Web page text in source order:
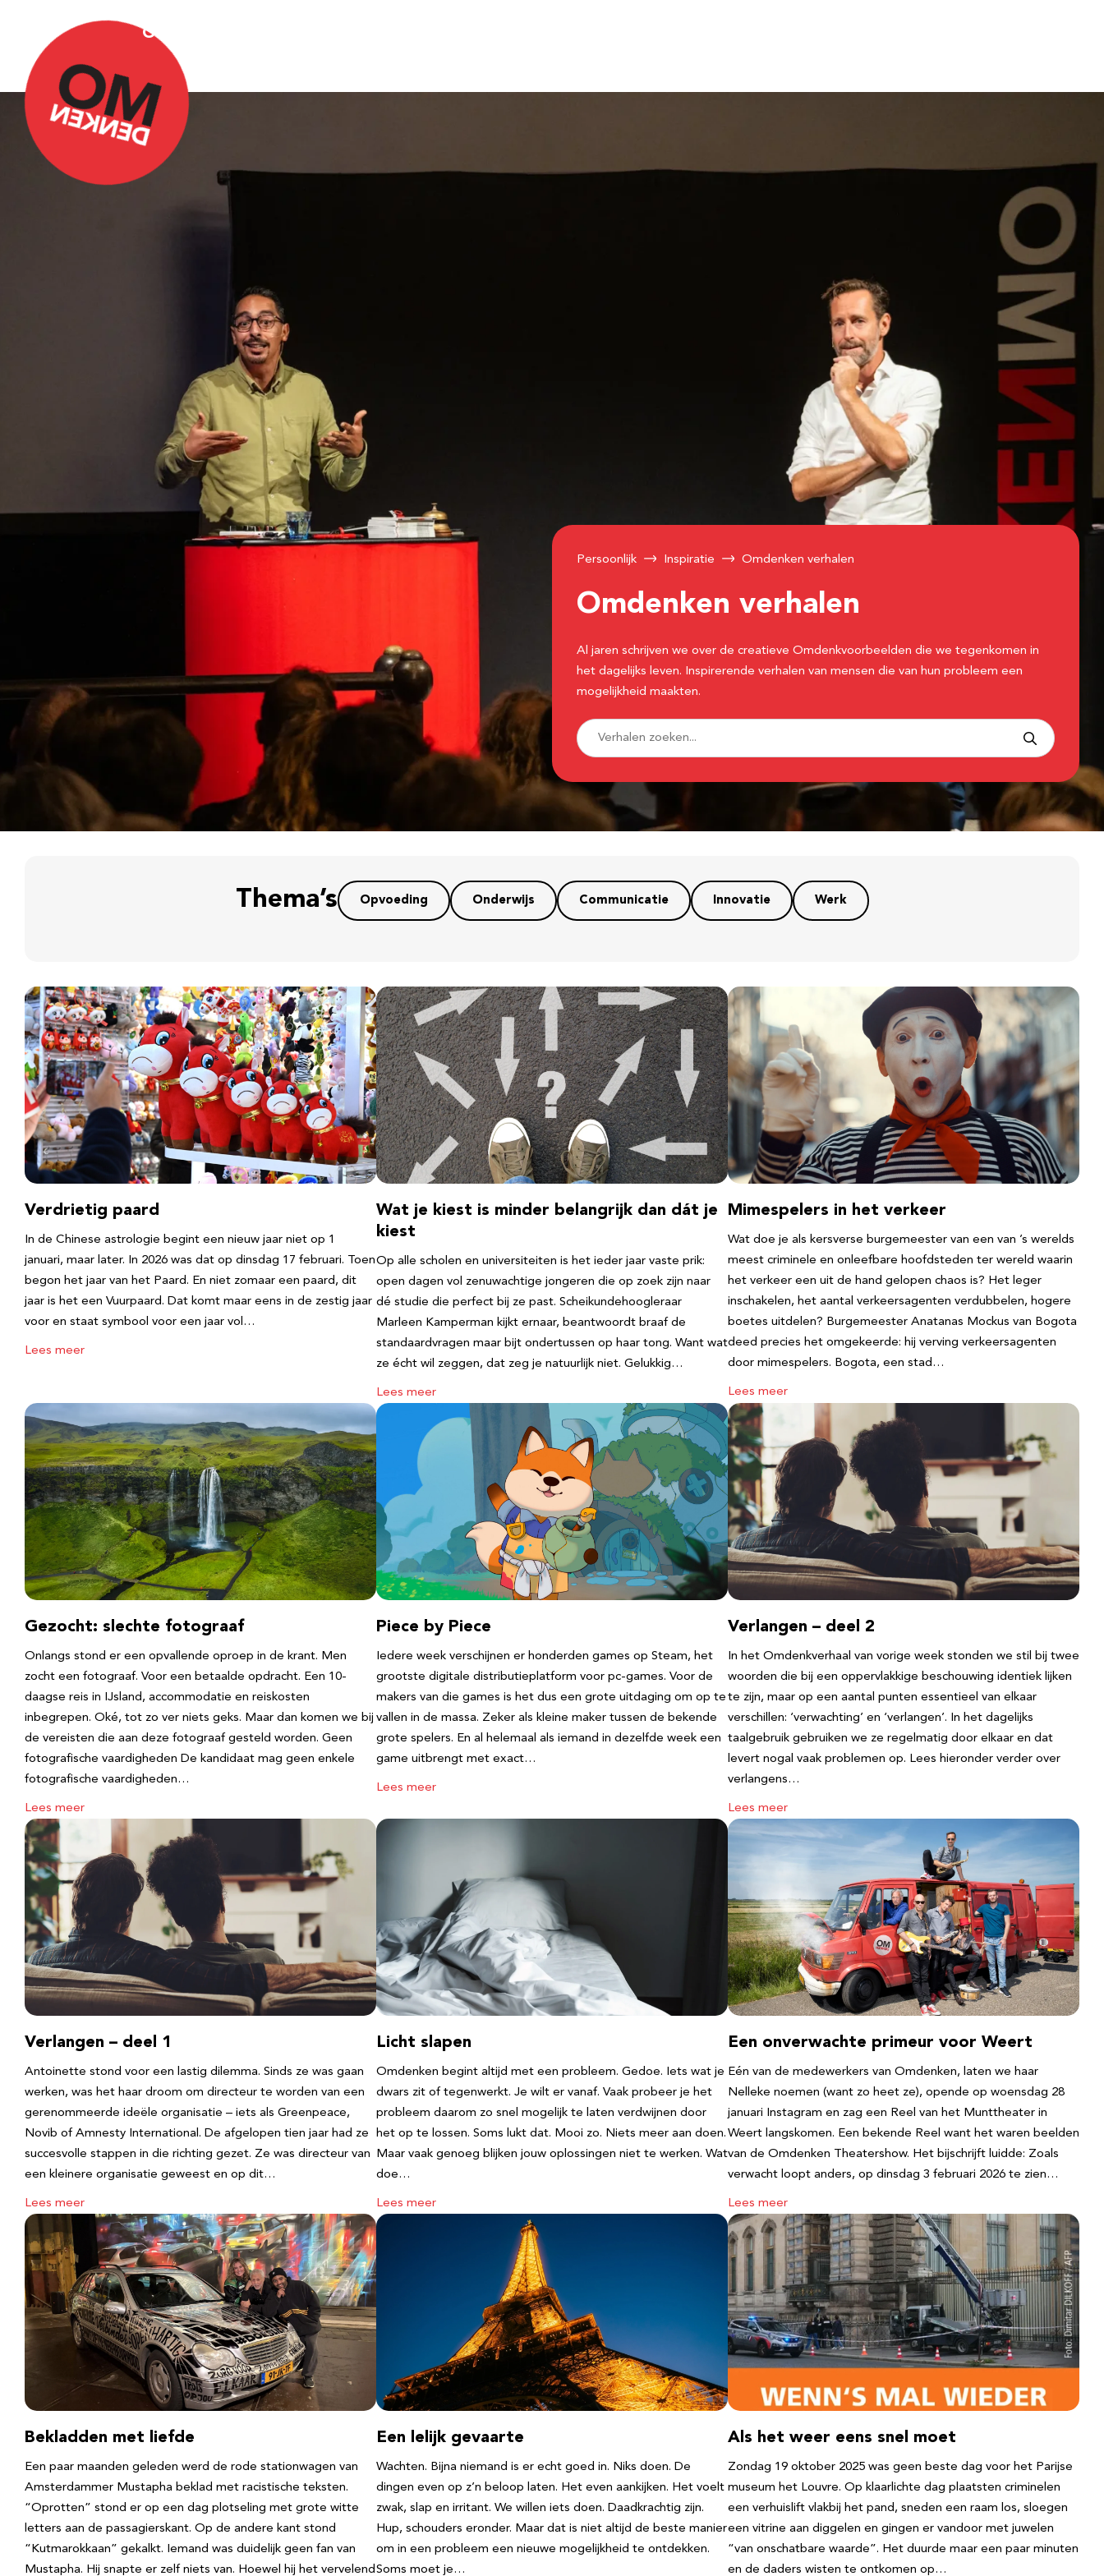
Over Omdenken
Persoonlijk Inspiratie Omdenken verhalen
Omdenken verhalen
Al jaren schrijven we over de creatieve Omdenkvoorbeelden die we tegenkomen in
het dagelijks leven. Inspirerende verhalen van mensen die van hun probleem een
mogelijkheid maakten.
Thema’s Opvoeding Onderwijs Communicatie Innovatie Werk
Verdrietig paard
In de Chinese astrologie begint een nieuw jaar niet op 1
januari, maar later. In 2026 was dat op dinsdag 17 februari. Toen
begon het jaar van het Paard. En niet zomaar een paard, dit
jaar is het een Vuurpaard. Dat komt maar eens in de zestig jaar
voor en staat symbool voor een jaar vol…
Lees meer
Wat je kiest is minder belangrijk dan dát je
kiest
Op alle scholen en universiteiten is het ieder jaar vaste prik:
open dagen vol zenuwachtige jongeren die op zoek zijn naar
dé studie die perfect bij ze past. Scheikundehoogleraar
Marleen Kamperman kijkt ernaar, beantwoordt braaf de
standaardvragen maar bijt ondertussen op haar tong. Want wat
ze écht wil zeggen, dat zeg je natuurlijk niet. Gelukkig…
Lees meer
Mimespelers in het verkeer
Wat doe je als kersverse burgemeester van een van ’s werelds
meest criminele en onleefbare hoofdsteden ter wereld waarin
het verkeer een uit de hand gelopen chaos is? Het leger
inschakelen, het aantal verkeersagenten verdubbelen, hogere
boetes uitdelen? Burgemeester Anatanas Mockus van Bogota
deed precies het omgekeerde: hij verving verkeersagenten
door mimespelers. Bogota, een stad…
Lees meer
Gezocht: slechte fotograaf
Onlangs stond er een opvallende oproep in de krant. Men
zocht een fotograaf. Voor een betaalde opdracht. Een 10-
daagse reis in IJsland, accommodatie en reiskosten
inbegrepen. Oké, tot zo ver niets geks. Maar dan komen we bij
de vereisten die aan deze fotograaf gesteld worden. Geen
fotografische vaardigheden De kandidaat mag geen enkele
fotografische vaardigheden…
Lees meer
Piece by Piece
Iedere week verschijnen er honderden games op Steam, het
grootste digitale distributieplatform voor pc-games. Voor de
makers van die games is het dus een grote uitdaging om op te
vallen in de massa. Zeker als kleine maker tussen de bekende
grote spelers. En al helemaal als iemand in dezelfde week een
game uitbrengt met exact…
Lees meer
Verlangen – deel 2
In het Omdenkverhaal van vorige week stonden we stil bij twee
woorden die bij een oppervlakkige beschouwing identiek lijken
te zijn, maar op een aantal punten essentieel van elkaar
verschillen: ‘verwachting’ en ‘verlangen’. In het dagelijks
taalgebruik gebruiken we ze regelmatig door elkaar en dat
levert nogal vaak problemen op. Lees hieronder verder over
verlangens…
Lees meer
Verlangen – deel 1
Antoinette stond voor een lastig dilemma. Sinds ze was gaan
werken, was het haar droom om directeur te worden van een
gerenommeerde ideële organisatie – iets als Greenpeace,
Novib of Amnesty International. De afgelopen tien jaar had ze
succesvolle stappen in die richting gezet. Ze was directeur van
een kleinere organisatie geweest en op dit…
Lees meer
Licht slapen
Omdenken begint altijd met een probleem. Gedoe. Iets wat je
dwars zit of tegenwerkt. Je wilt er vanaf. Vaak probeer je het
probleem daarom zo snel mogelijk te laten verdwijnen door
het op te lossen. Soms lukt dat. Mooi zo. Niets meer aan doen.
Maar vaak genoeg blijken jouw oplossingen niet te werken. Wat
doe…
Lees meer
Een onverwachte primeur voor Weert
Eén van de medewerkers van Omdenken, laten we haar
Nelleke noemen (want zo heet ze), opende op woensdag 28
januari Instagram en zag een Reel van het Munttheater in
Weert langskomen. Een bekende Reel want het waren beelden
van de Omdenken Theatershow. Het bijschrijft luidde: Zoals
verwacht loopt anders, op dinsdag 3 februari 2026 te zien…
Lees meer
Bekladden met liefde
Een paar maanden geleden werd de rode stationwagen van
Amsterdammer Mustapha beklad met racistische teksten.
“Oprotten” stond er op een dag plotseling met grote witte
letters aan de passagierskant. Op de andere kant stond
“Kutmarokkaan” gekalkt. Iemand was duidelijk geen fan van
Mustapha. Hij snapte er zelf niets van. Hoewel hij het vervelend
Een lelijk gevaarte
Wachten. Bijna niemand is er echt goed in. Niks doen. De
dingen even op z’n beloop laten. Het even aankijken. Het voelt
zwak, slap en irritant. We willen iets doen. Daadkrachtig zijn.
Hup, schouders eronder. Maar dat is niet altijd de beste manier
om in een probleem een nieuwe mogelijkheid te ontdekken.
Soms moet je…
Als het weer eens snel moet
Zondag 19 oktober 2025 was geen beste dag voor het Parijse
museum het Louvre. Op klaarlichte dag plaatsten criminelen
een verhuislift vlakbij het pand, sneden een raam los, sloegen
een vitrine aan diggelen en gingen er vandoor met juwelen
“van onschatbare waarde”. Het duurde maar een paar minuten
en de daders wisten te ontkomen op…